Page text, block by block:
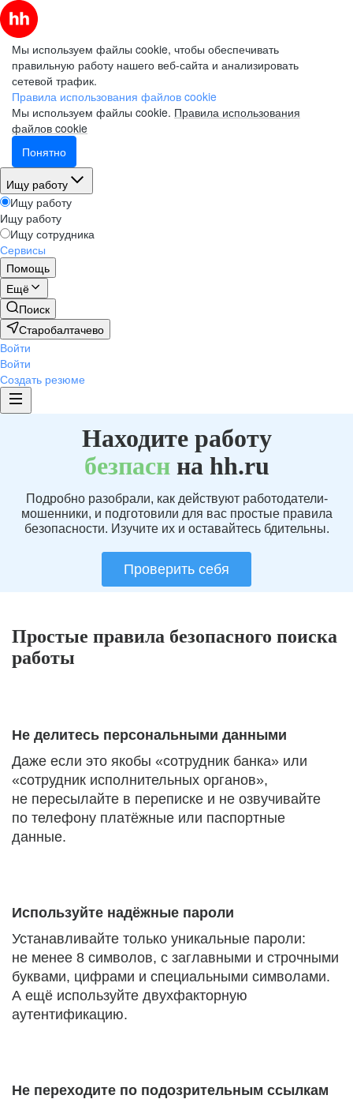
Мы используем файлы cookie, чтобы обеспечивать
правильную работу нашего веб-сайта и анализировать
сетевой трафик.
Правила использования файлов cookie
Мы используем файлы cookie. Правила использования
файлов cookie
Понятно
Ищу работу
Ищу работу
Ищу работу
Ищу сотрудника
Сервисы
Помощь
Ещё
Поиск
Старобалтачево
Войти
Войти
Создать резюме
Находите работу
безпаснна hh.ru
Подробно разобрали, как действуют работодатели-
мошенники, и подготовили для вас простые правила
безопасности. Изучите их и оставайтесь бдительны.
Проверить себя
Простые правила безопасного поиска
работы
Не делитесь персональными данными
Даже если это якобы «сотрудник банка» или
«сотрудник исполнительных органов»,
не пересылайте в переписке и не озвучивайте
по телефону платёжные или паспортные
данные.
Используйте надёжные пароли
Устанавливайте только уникальные пароли:
не менее 8 символов, с заглавными и строчными
буквами, цифрами и специальными символами.
А ещё используйте двухфакторную
аутентификацию.
Не переходите по подозрительным ссылкам